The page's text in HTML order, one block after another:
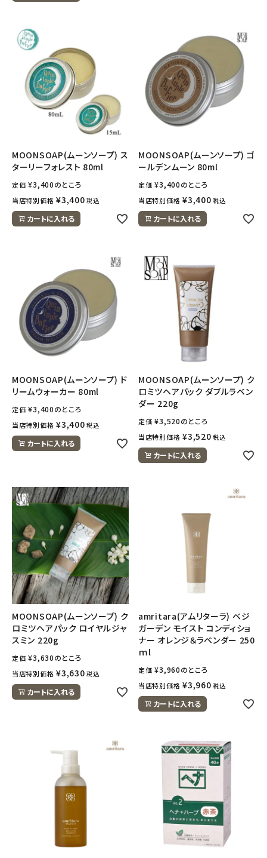
MOONSOAP(ムーンソープ) ス
ターリーフォレスト 80ml
定価 ¥3,400のところ
当店特別価格 ¥3,400 税込
カートに入れる
MOONSOAP(ムーンソープ) ゴ
ールデンムーン 80ml
定価 ¥3,400のところ
当店特別価格 ¥3,400 税込
カートに入れる
MOONSOAP(ムーンソープ) ド
リームウォーカー 80ml
定価 ¥3,400のところ
当店特別価格 ¥3,400 税込
カートに入れる
MOONSOAP(ムーンソープ) ク
ロミツヘアパック ダブルラベン
ダー 220g
定価 ¥3,520のところ
当店特別価格 ¥3,520 税込
カートに入れる
MOONSOAP(ムーンソープ) ク
ロミツヘアパック ロイヤルジャ
スミン 220g
定価 ¥3,630のところ
当店特別価格 ¥3,630 税込
カートに入れる
amritara(アムリターラ) ベジ
ガーデン モイスト コンディショ
ナー オレンジ＆ラベンダー 250
ｍl
定価 ¥3,960のところ
当店特別価格 ¥3,960 税込
カートに入れる